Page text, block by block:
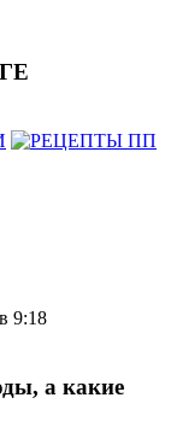
в 9:18
а какие